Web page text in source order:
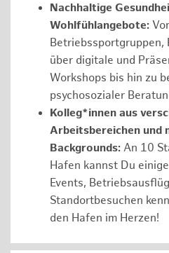
Nachhaltige
Wohlfühlangebote:
Betriebssportgruppen,
über digitale und
Workshops bis hin zu
psychosozialer
Kolleg*innen aus
Arbeitsbereichen und
Backgrounds: An 10
Hafen kannst Du
Events,
Standortbesuchen
den Hafen im Herzen!